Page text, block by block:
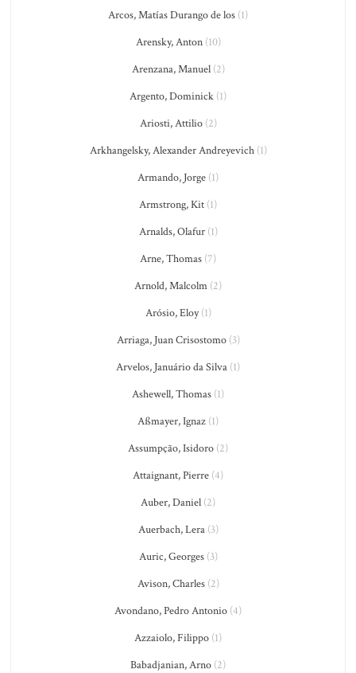
Arcos, Matías Durango de los (1)
Arensky, Anton(10)
Arenzana, Manuel(2)
Argento, Dominick (1)
Ariosti, Attilio(2)
Arkhangelsky, Alexander Andreyevich(1)
Armando, Jorge (1)
Armstrong, Kit (1)
Arnalds, Olafur(1)
Arne, Thomas (7)
Arnold, Malcolm (2)
Arósio, Eloy(1)
Arriaga, Juan Crisostomo(3)
Arvelos, Januário da Silva (1)
Ashewell, Thomas (1)
Aßmayer, Ignaz (1)
Assumpção, Isidoro (2)
Attaignant, Pierre (4)
Auber, Daniel (2)
Auerbach, Lera(3)
Auric, Georges(3)
Avison, Charles(2)
Avondano, Pedro Antonio (4)
Azzaiolo, Filippo (1)
Babadjanian, Arno (2)